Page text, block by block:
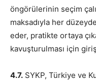
öngörülerinin seçim
maksadıyla her
eder, pratikte ortaya
kavuşturulması için
4.7. SYKP, Türkiye ve